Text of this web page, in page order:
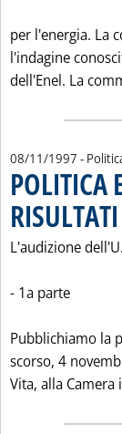
per l'energia. La
l'indagine
dell'Enel. La
08/11/1997 -
POLITICA
L'audizione
- 1a parte
Pubblichiamo la
scorso, 4
Vita, alla Camera